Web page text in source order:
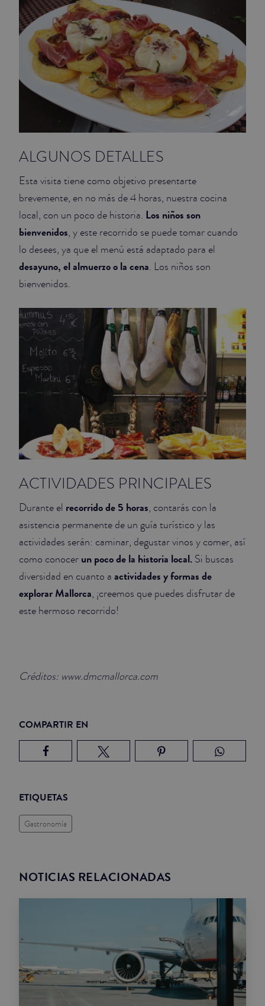
ALGUNOS DETALLES
Esta visita tiene como objetivo presentarte
brevemente, en no más de 4 horas, nuestra cocina
local, con un poco de historia. Los niños son
bienvenidos, y este recorrido se puede tomar cuando
lo desees, ya que el menú está adaptado para el
desayuno, el almuerzo o la cena. Los niños son
bienvenidos.
ACTIVIDADES PRINCIPALES
Durante el recorrido de 5 horas, contarás con la
asistencia permanente de un guía turístico y las
actividades serán: caminar, degustar vinos y comer, así
como conocer un poco de la historia local. Si buscas
diversidad en cuanto a actividades y formas de
explorar Mallorca, ¡creemos que puedes disfrutar de
este hermoso recorrido!
Créditos: www.dmcmallorca.com
COMPARTIR EN
ETIQUETAS
Gastronomía
NOTICIAS RELACIONADAS